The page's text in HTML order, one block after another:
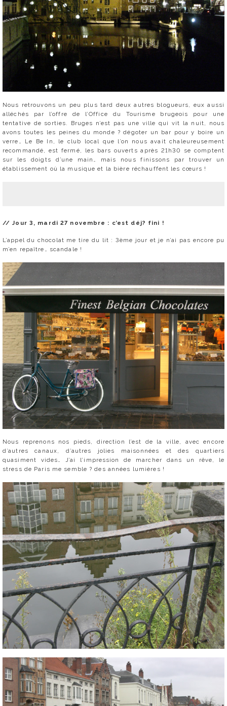
Nous retrouvons un peu plus tard deux autres blogueurs, eux aussi
alléchés par l’offre de l’Office du Tourisme brugeois pour une
tentative de sorties. Bruges n’est pas une ville qui vit la nuit, nous
avons toutes les peines du monde ? dégoter un bar pour y boire un
verre… Le Be In, le club local que l’on nous avait chaleureusement
recommandé, est fermé, les bars ouverts après 21h30 se comptent
sur les doigts d’une main… mais nous finissons par trouver un
établissement où la musique et la bière réchauffent les cœurs !
// Jour 3, mardi 27 novembre : c’est déj? fini !
L’appel du chocolat me tire du lit : 3ème jour et je n’ai pas encore pu
m’en repaître… scandale !
Nous reprenons nos pieds, direction l’est de la ville, avec encore
d’autres canaux, d’autres jolies maisonnées et des quartiers
quasiment vides… J’ai l’impression de marcher dans un rêve, le
stress de Paris me semble ? des années lumières !